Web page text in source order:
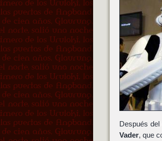
Después
Vader, que